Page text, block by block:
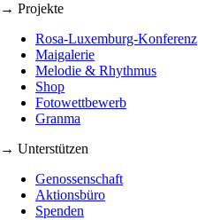
→ Projekte
Rosa-Luxemburg-Konferenz
Maigalerie
Melodie & Rhythmus
Shop
Fotowettbewerb
Granma
→ Unterstützen
Genossenschaft
Aktionsbüro
Spenden